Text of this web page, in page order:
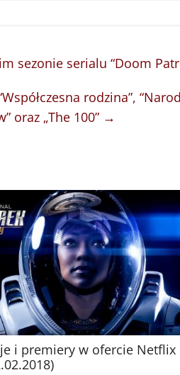
sezonie serialu “Doom
rodzina”,
oraz „The 100” →
i premiery w ofercie Netflix